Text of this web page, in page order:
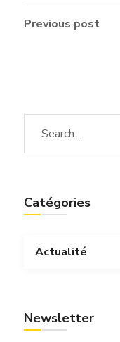
Previous post
Catégories
Actualité
Newsletter